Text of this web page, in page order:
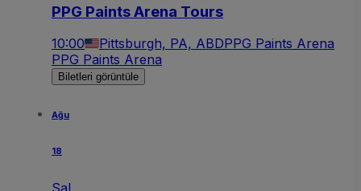
PPG Paints Arena Tours
10:00 Pittsburgh, PA, ABDPPG Paints Arena
PPG Paints Arena
Biletleri görüntüle
Ağu
18
Sal